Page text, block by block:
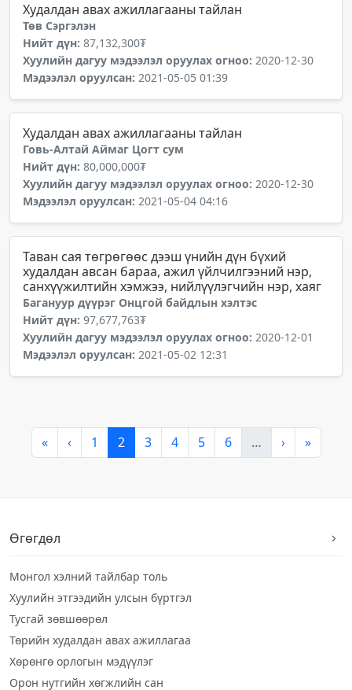
Худалдан авах ажиллагааны тайлан
Төв Сэргэлэн
Нийт дүн: 87,132,300₮
Хуулийн дагуу мэдээлэл оруулах огноо: 2020-12-30
Мэдээлэл оруулсан: 2021-05-05 01:39
Худалдан авах ажиллагааны тайлан
Говь-Алтай Аймаг Цогт сум
Нийт дүн: 80,000,000₮
Хуулийн дагуу мэдээлэл оруулах огноо: 2020-12-30
Мэдээлэл оруулсан: 2021-05-04 04:16
Таван сая төгрөгөөс дээш үнийн дүн бүхий
худалдан авсан бараа, ажил үйлчилгээний нэр,
санхүүжилтийн хэмжээ, нийлүүлэгчийн нэр, хаяг
Багануур дүүрэг Онцгой байдлын хэлтэс
Нийт дүн: 97,677,763₮
Хуулийн дагуу мэдээлэл оруулах огноо: 2020-12-01
Мэдээлэл оруулсан: 2021-05-02 12:31
« ‹ 1 2 3 4 5 6 … › »
Өгөгдөл
Монгол хэлний тайлбар толь
Хуулийн этгээдийн улсын бүртгэл
Тусгай зөвшөөрөл
Төрийн худалдан авах ажиллагаа
Хөрөнгө орлогын мэдүүлэг
Орон нутгийн хөгжлийн сан